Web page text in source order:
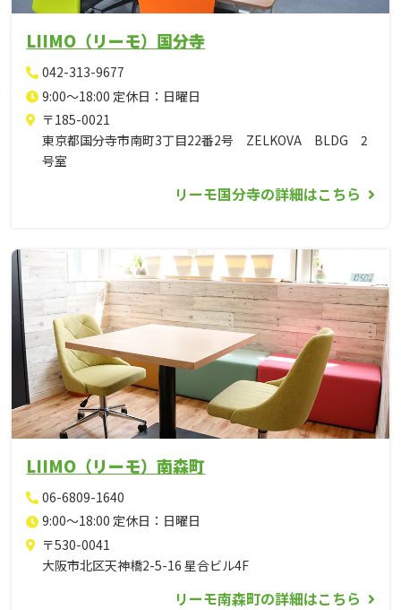
LIIMO（リーモ）国分寺
042-313-9677
9:00～18:00 定休日：日曜日
〒185-0021
東京都国分寺市南町3丁目22番2号 ZELKOVA BLDG 2
号室
リーモ国分寺の詳細はこちら
LIIMO（リーモ）南森町
06-6809-1640
9:00～18:00 定休日：日曜日
〒530-0041
大阪市北区天神橋2-5-16 星合ビル4F
リーモ南森町の詳細はこちら